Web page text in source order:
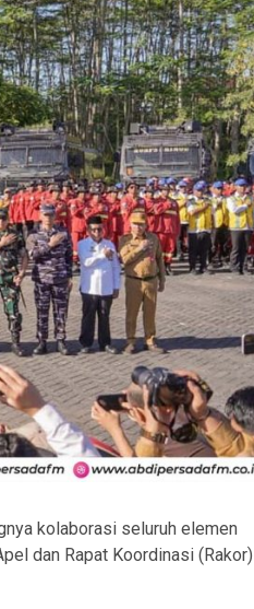
kolaborasi seluruh elemen
dan Rapat Koordinasi (Rakor)
//1